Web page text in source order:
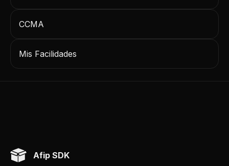
CCMA
Mis Facilidades
Afip SDK